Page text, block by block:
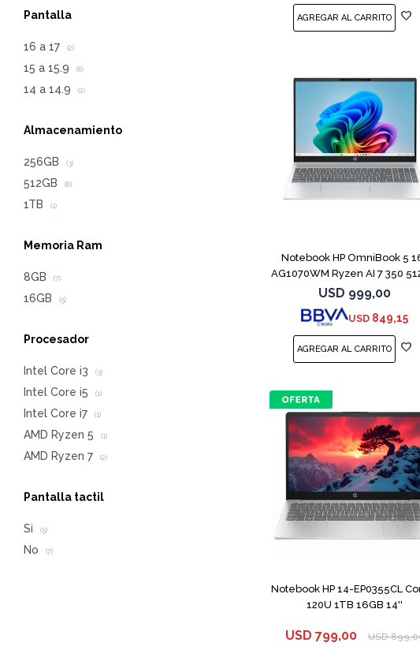
Notebook HP OmniBook 5
AG1070WM Ryzen AI 7 350
16GB
USD 999,00
USD 849,15
Notebook HP 14-EP0355CL
120U 1TB 16GB 14''
USD 799,00 USD
Pantalla
16 a 17 (2)
15 a 15.9 (8)
14 a 14.9 (2)
Almacenamiento
256GB (3)
512GB (8)
1TB (1)
Memoria Ram
8GB (7)
16GB (5)
Procesador
Intel Core i3 (3)
Intel Core i5 (1)
Intel Core i7 (1)
AMD Ryzen 5 (1)
AMD Ryzen 7 (2)
Pantalla tactil
Si (5)
No (7)